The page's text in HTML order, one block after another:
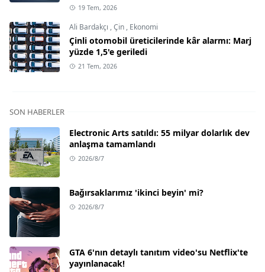
19 Tem, 2026
Ali Bardakçı ,Çin , Ekonomi
Çinli otomobil üreticilerinde kâr alarmı: Marj
yüzde 1,5'e geriledi
21 Tem, 2026
SON HABERLER
Electronic Arts satıldı: 55 milyar dolarlık dev
anlaşma tamamlandı
2026/8/7
Bağırsaklarımız 'ikinci beyin' mi?
2026/8/7
GTA 6'nın detaylı tanıtım video'su Netflix'te
yayınlanacak!